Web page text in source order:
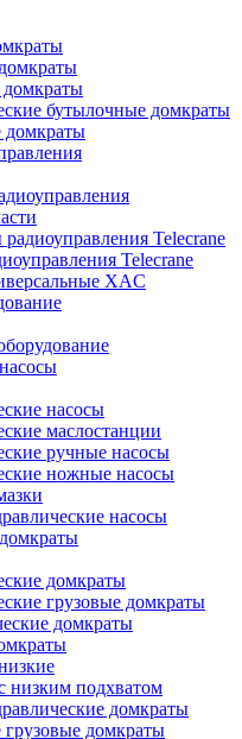
бутылочные домкраты
домкраты
Telecrane
Telecrane
XAC
насосы
маслостанции
ручные насосы
ножные насосы
насосы
домкраты
грузовые домкраты
домкраты
низким подхватом
домкраты
домкраты